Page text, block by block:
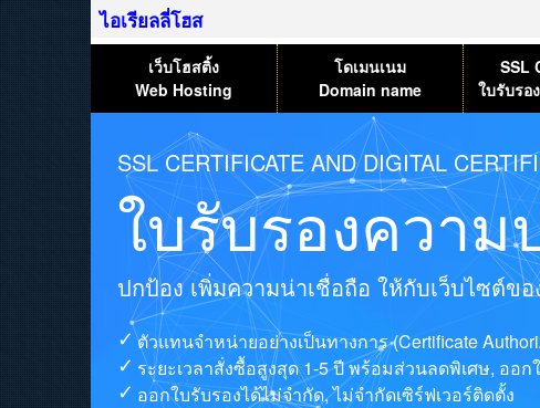
ไอเรียลลี่โฮส
เว็บโฮสติ้ง
Web Hosting
โดเมนเนม
Domain name
SSL
ใบรับรอ
SSL CERTIFICATE AND DIGITAL
ใบรับรองควา
ปกป้อง เพิ่มความน่าเชื่อถือ ให้กับเว็บไซต์ข
ตัวแทนจำหน่ายอย่างเป็นทางการ (Certificate
ระยะเวลาสั่งซื้อสูงสุด 1-5 ปี พร้อมส่วนลดพิเศษ, ออ
ออกใบรับรองได้ไม่จำกัด, ไม่จำกัดเซิร์ฟเวอร์ติดตั้ง